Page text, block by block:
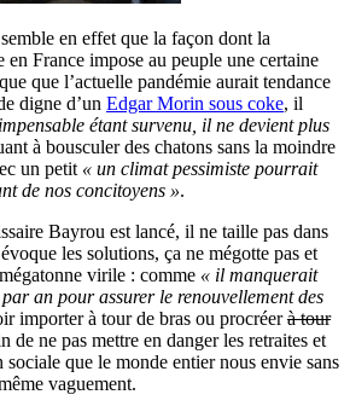
en effet que la façon dont la
France impose au peuple une certaine
que l’actuelle pandémie aurait tendance
digne d’un Edgar Morin sous coke, il
étant survenu, il ne devient plus
à bousculer des chatons sans la moindre
un petit « un climat pessimiste pourrait
de nos concitoyens ».
Bayrou est lancé, il ne taille pas dans
les solutions, ça ne mégotte pas et
virile : comme « il manquerait
an pour assurer le renouvellement des
importer à tour de bras ou procréerà tour
de ne pas mettre en danger les retraites et
que le monde entier nous envie sans
vaguement.